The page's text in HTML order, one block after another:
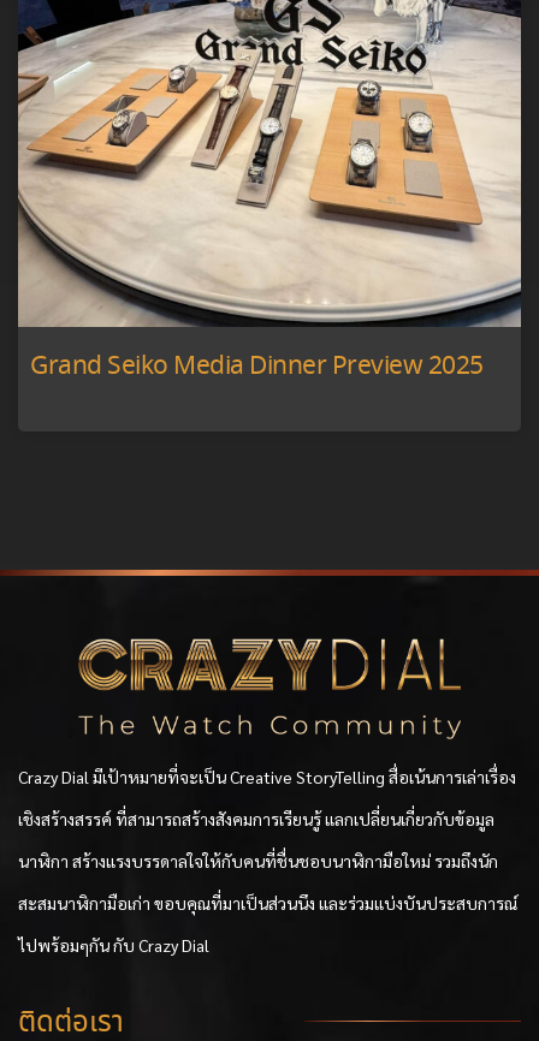
Grand Seiko Media Dinner Preview 2025
Crazy Dial มีเป้าหมายที่จะเป็น Creative StoryTelling สื่อเน้นการเล่าเรื่อง
เชิงสร้างสรรค์ ที่สามารถสร้างสังคมการเรียนรู้ แลกเปลี่ยนเกี่ยวกับข้อมูล
นาฬิกา สร้างแรงบรรดาลใจให้กับคนที่ชื่นชอบนาฬิกามือใหม่ รวมถึงนัก
สะสมนาฬิกามือเก่า ขอบคุณที่มาเป็นส่วนนึง และร่วมแบ่งบันประสบการณ์
ไปพร้อมๆกัน กับ Crazy Dial
ติดต่อเรา